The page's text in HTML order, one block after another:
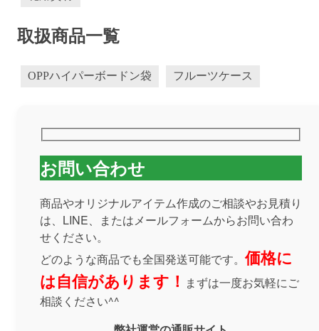
取扱商品一覧
OPPハイパーボードン袋 フルーツケース
お問い合わせ
商品やオリジナルアイテム作成のご相談やお見積り
は、LINE、またはメールフォームからお問い合わ
せください。
どのような商品でも全国発送可能です。価格に
は自信があります！ まずは一度お気軽にご
相談ください^^